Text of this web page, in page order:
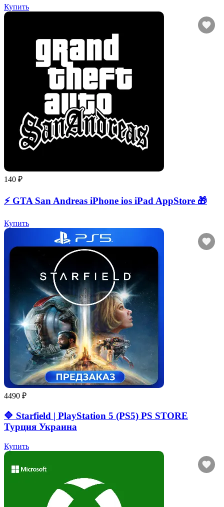
Купить
140 ₽
⚡️ GTA San Andreas iPhone ios iPad AppStore 🎁
Купить
4490 ₽
🔷 Starfield | PlayStation 5 (PS5) PS STORE
Турция Украина
Купить